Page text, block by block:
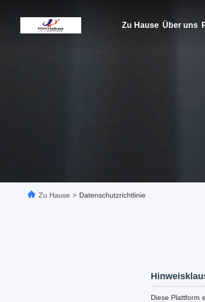
Zu Hause Über uns
Zu Hause > Datenschutzrichtlinie
Diese Plattform